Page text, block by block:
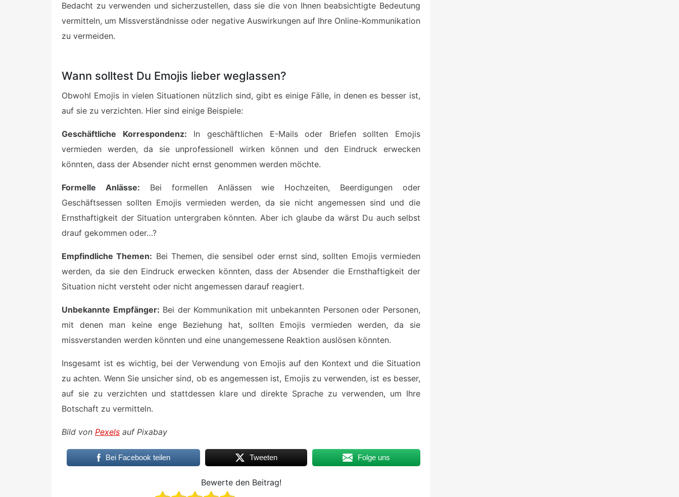
Bedacht zu verwenden und sicherzustellen, dass sie die von Ihnen beabsichtigte Bedeutung
vermitteln, um Missverständnisse oder negative Auswirkungen auf Ihre Online-Kommunikation
zu vermeiden.
Wann solltest Du Emojis lieber weglassen?
Obwohl Emojis in vielen Situationen nützlich sind, gibt es einige Fälle, in denen es besser ist,
auf sie zu verzichten. Hier sind einige Beispiele:
Geschäftliche Korrespondenz: In geschäftlichen E-Mails oder Briefen sollten Emojis
vermieden werden, da sie unprofessionell wirken können und den Eindruck erwecken
könnten, dass der Absender nicht ernst genommen werden möchte.
Formelle Anlässe: Bei formellen Anlässen wie Hochzeiten, Beerdigungen oder
Geschäftsessen sollten Emojis vermieden werden, da sie nicht angemessen sind und die
Ernsthaftigkeit der Situation untergraben könnten. Aber ich glaube da wärst Du auch selbst
drauf gekommen oder…?
Empfindliche Themen: Bei Themen, die sensibel oder ernst sind, sollten Emojis vermieden
werden, da sie den Eindruck erwecken könnten, dass der Absender die Ernsthaftigkeit der
Situation nicht versteht oder nicht angemessen darauf reagiert.
Unbekannte Empfänger: Bei der Kommunikation mit unbekannten Personen oder Personen,
mit denen man keine enge Beziehung hat, sollten Emojis vermieden werden, da sie
missverstanden werden könnten und eine unangemessene Reaktion auslösen könnten.
Insgesamt ist es wichtig, bei der Verwendung von Emojis auf den Kontext und die Situation
zu achten. Wenn Sie unsicher sind, ob es angemessen ist, Emojis zu verwenden, ist es besser,
auf sie zu verzichten und stattdessen klare und direkte Sprache zu verwenden, um Ihre
Botschaft zu vermitteln.
Bild von Pexels auf Pixabay
Bei Facebook teilen Tweeten Folge uns
Bewerte den Beitrag!